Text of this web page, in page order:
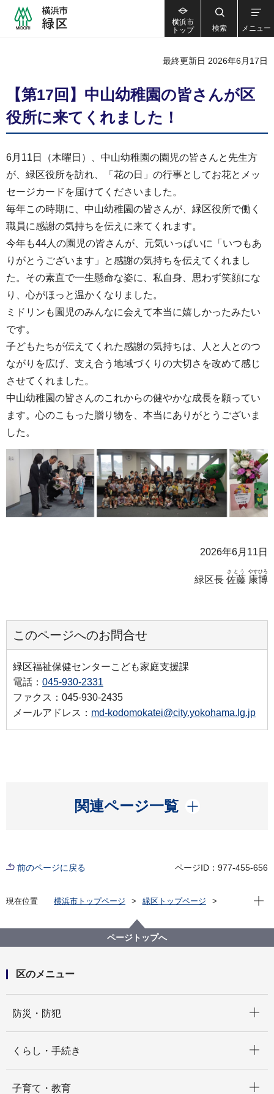
横浜市
トップ
検索 メニュー
最終更新日 2026年6月17日
【第17回】中山幼稚園の皆さんが区
役所に来てくれました！
6月11日（木曜日）、中山幼稚園の園児の皆さんと先生方
が、緑区役所を訪れ、「花の日」の行事としてお花とメッ
セージカードを届けてくださいました。
毎年この時期に、中山幼稚園の皆さんが、緑区役所で働く
職員に感謝の気持ちを伝えに来てくれます。
今年も44人の園児の皆さんが、元気いっぱいに「いつもあ
りがとうございます」と感謝の気持ちを伝えてくれまし
た。その素直で一生懸命な姿に、私自身、思わず笑顔にな
り、心がほっと温かくなりました。
ミドリンも園児のみんなに会えて本当に嬉しかったみたい
です。
子どもたちが伝えてくれた感謝の気持ちは、人と人とのつ
ながりを広げ、支え合う地域づくりの大切さを改めて感じ
させてくれました。
中山幼稚園の皆さんのこれからの健やかな成長を願ってい
ます。心のこもった贈り物を、本当にありがとうございま
した。
2026年6月11日
緑区長 佐藤
さとう
康博
やすひろ
このページへのお問合せ
緑区福祉保健センターこども家庭支援課
電話： 045-930-2331
ファクス：045-930-2435
メールアドレス： md-kodomokatei@city.yokohama.lg.jp
関連ページ一覧
開く
前のページに戻る ページID：977-455-656
現在位置 横浜市トップページ
緑区トップページ
【第17回】中山幼稚園の皆さんが区役所に来てくれま
現在
ページトップへ
区のメニュー
防災・防犯
くらし・手続き
子育て・教育